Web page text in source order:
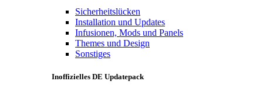
Sicherheitslücken
Installation und Updates
Infusionen, Mods und Panels
Themes und Design
Sonstiges
Inoffizielles DE Updatepack